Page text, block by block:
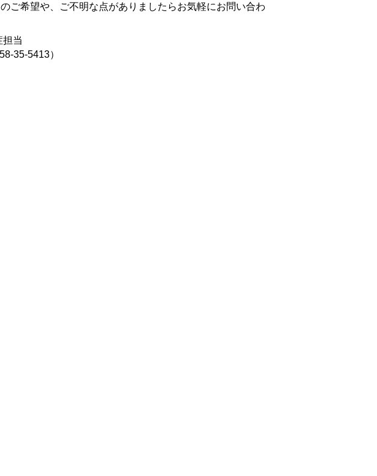
ご希望や、ご不明な点がありましたらお気軽にお問い合わ
当
35-5413）